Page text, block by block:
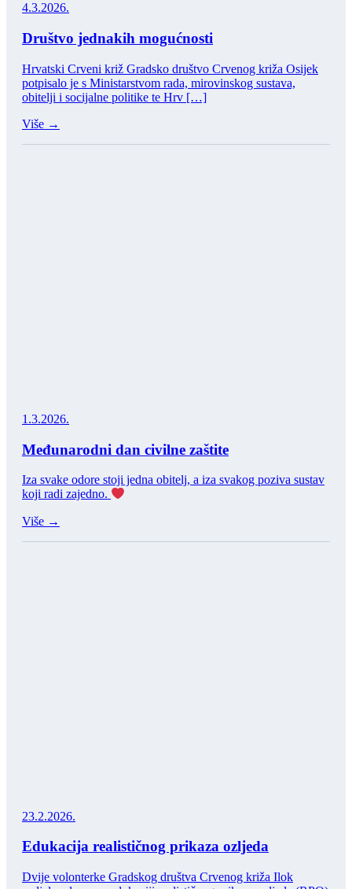
4.3.2026.
Društvo jednakih mogućnosti
Hrvatski Crveni križ Gradsko društvo Crvenog križa Osijek
potpisalo je s Ministarstvom rada, mirovinskog sustava,
obitelji i socijalne politike te Hrv […]
Više →
1.3.2026.
Međunarodni dan civilne zaštite
Iza svake odore stoji jedna obitelj, a iza svakog poziva sustav
koji radi zajedno.
Više →
23.2.2026.
Edukacija realističnog prikaza ozljeda
Dvije volonterke Gradskog društva Crvenog križa Ilok